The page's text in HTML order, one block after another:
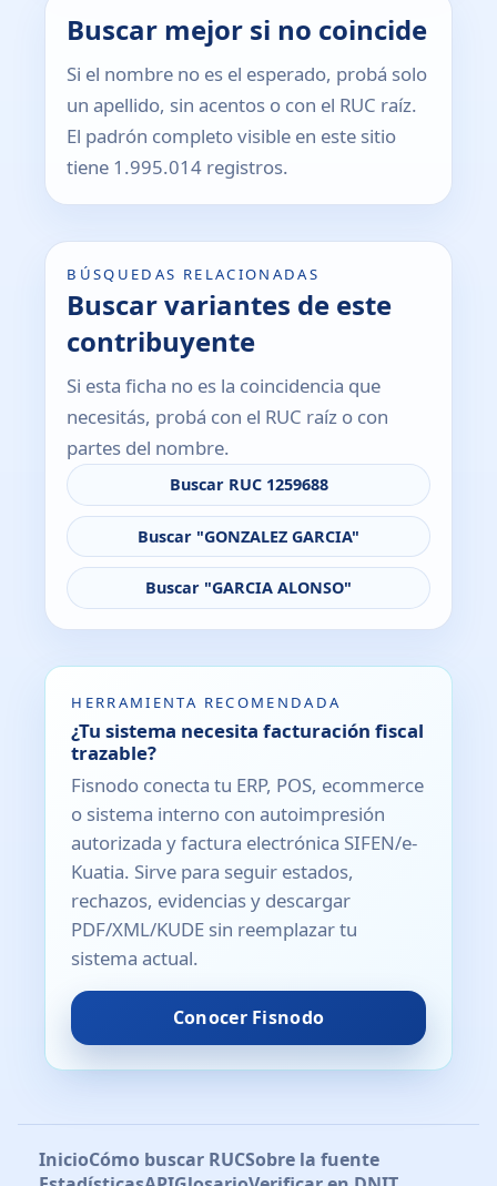
Buscar mejor si no coincide
Si el nombre no es el esperado, probá solo
un apellido, sin acentos o con el RUC raíz.
El padrón completo visible en este sitio
tiene 1.995.014 registros.
BÚSQUEDAS RELACIONADAS
Buscar variantes de este
contribuyente
Si esta ficha no es la coincidencia que
necesitás, probá con el RUC raíz o con
partes del nombre.
Buscar RUC 1259688
Buscar "GONZALEZ GARCIA"
Buscar "GARCIA ALONSO"
HERRAMIENTA RECOMENDADA
¿Tu sistema necesita facturación fiscal
trazable?
Fisnodo conecta tu ERP, POS, ecommerce
o sistema interno con autoimpresión
autorizada y factura electrónica SIFEN/e-
Kuatia. Sirve para seguir estados,
rechazos, evidencias y descargar
PDF/XML/KUDE sin reemplazar tu
sistema actual.
Conocer Fisnodo
InicioCómo buscar RUCSobre la fuente